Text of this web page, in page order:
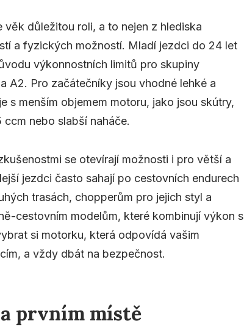
věk důležitou roli, a to nejen z hlediska
a fyzických možností. Mladí jezdci do 24 let
výkonnostních limitů pro skupiny
A2. Pro začátečníky jsou vhodné lehké a
s menším objemem motoru, jako jsou skútry,
nebo slabší naháče.
se otevírají možnosti i pro větší a
jezdci často sahají po cestovních endurech
trasách, chopperům pro jejich styl a
cestovním modelům, které kombinují výkon s
si motorku, která odpovídá vašim
a vždy dbát na bezpečnost.
prvním místě